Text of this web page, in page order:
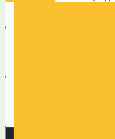
оборудования,
заказчика обучен